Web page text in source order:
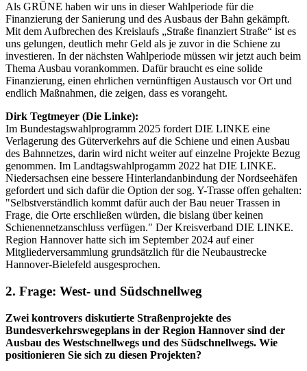
Als GRÜNE haben wir uns in dieser Wahlperiode für die
Finanzierung der Sanierung und des Ausbaus der Bahn gekämpft.
Mit dem Aufbrechen des Kreislaufs „Straße finanziert Straße“ ist es
uns gelungen, deutlich mehr Geld als je zuvor in die Schiene zu
investieren. In der nächsten Wahlperiode müssen wir jetzt auch beim
Thema Ausbau vorankommen. Dafür braucht es eine solide
Finanzierung, einen ehrlichen vernünftigen Austausch vor Ort und
endlich Maßnahmen, die zeigen, dass es vorangeht.
Dirk Tegtmeyer (Die Linke):
Im Bundestagswahlprogramm 2025 fordert DIE LINKE eine
Verlagerung des Güterverkehrs auf die Schiene und einen Ausbau
des Bahnnetzes, darin wird nicht weiter auf einzelne Projekte Bezug
genommen. Im Landtagswahlprogamm 2022 hat DIE LINKE.
Niedersachsen eine bessere Hinterlandanbindung der Nordseehäfen
gefordert und sich dafür die Option der sog. Y-Trasse offen gehalten:
"Selbstverständlich kommt dafür auch der Bau neuer Trassen in
Frage, die Orte erschließen würden, die bislang über keinen
Schienennetzanschluss verfügen." Der Kreisverband DIE LINKE.
Region Hannover hatte sich im September 2024 auf einer
Mitgliederversammlung grundsätzlich für die Neubaustrecke
Hannover-Bielefeld ausgesprochen.
2. Frage: West- und Südschnellweg
Zwei kontrovers diskutierte Straßenprojekte des
Bundesverkehrswegeplans in der Region Hannover sind der
Ausbau des Westschnellwegs und des Südschnellwegs. Wie
positionieren Sie sich zu diesen Projekten?